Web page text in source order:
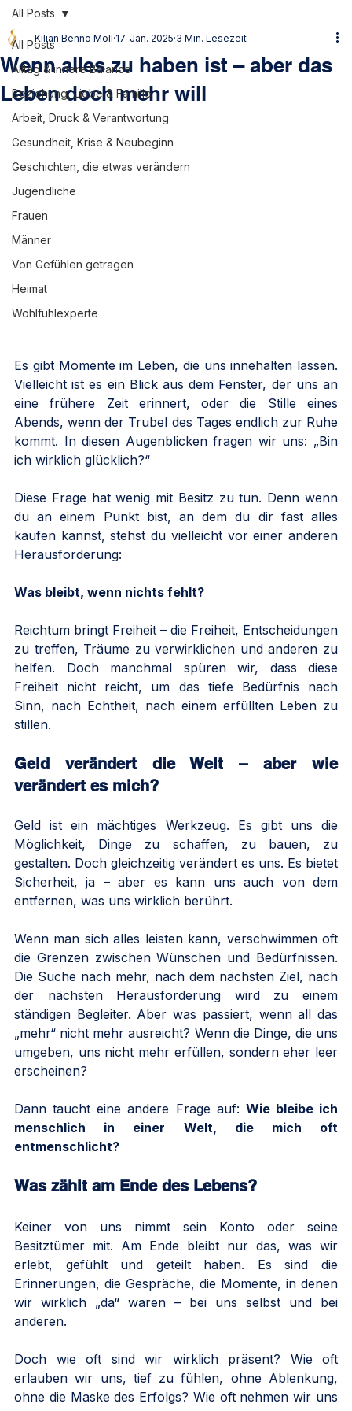
All Posts
Alltag & innere Balance
Beziehung, Liebe & Familie
Arbeit, Druck & Verantwortung
Gesundheit, Krise & Neubeginn
Geschichten, die etwas verändern
Jugendliche
Frauen
Männer
Von Gefühlen getragen
Heimat
Wohlfühlexperte
All Posts
Wenn alles zu haben ist – aber das
Leben doch mehr will
Kilian Benno Moll 17. Jan. 2025 3 Min. Lesezeit
Es gibt Momente im Leben, die uns innehalten lassen.
Vielleicht ist es ein Blick aus dem Fenster, der uns an
eine frühere Zeit erinnert, oder die Stille eines
Abends, wenn der Trubel des Tages endlich zur Ruhe
kommt. In diesen Augenblicken fragen wir uns: „Bin
ich wirklich glücklich?“
Diese Frage hat wenig mit Besitz zu tun. Denn wenn
du an einem Punkt bist, an dem du dir fast alles
kaufen kannst, stehst du vielleicht vor einer anderen
Herausforderung:
Was bleibt, wenn nichts fehlt?
Reichtum bringt Freiheit – die Freiheit, Entscheidungen
zu treffen, Träume zu verwirklichen und anderen zu
helfen. Doch manchmal spüren wir, dass diese
Freiheit nicht reicht, um das tiefe Bedürfnis nach
Sinn, nach Echtheit, nach einem erfüllten Leben zu
stillen.
Geld verändert die Welt – aber wie
verändert es mich?
Geld ist ein mächtiges Werkzeug. Es gibt uns die
Möglichkeit, Dinge zu schaffen, zu bauen, zu
gestalten. Doch gleichzeitig verändert es uns. Es bietet
Sicherheit, ja – aber es kann uns auch von dem
entfernen, was uns wirklich berührt.
Wenn man sich alles leisten kann, verschwimmen oft
die Grenzen zwischen Wünschen und Bedürfnissen.
Die Suche nach mehr, nach dem nächsten Ziel, nach
der nächsten Herausforderung wird zu einem
ständigen Begleiter. Aber was passiert, wenn all das
„mehr“ nicht mehr ausreicht? Wenn die Dinge, die uns
umgeben, uns nicht mehr erfüllen, sondern eher leer
erscheinen?
Dann taucht eine andere Frage auf: Wie bleibe ich
menschlich in einer Welt, die mich oft
entmenschlicht?
Was zählt am Ende des Lebens?
Keiner von uns nimmt sein Konto oder seine
Besitztümer mit. Am Ende bleibt nur das, was wir
erlebt, gefühlt und geteilt haben. Es sind die
Erinnerungen, die Gespräche, die Momente, in denen
wir wirklich „da“ waren – bei uns selbst und bei
anderen.
Doch wie oft sind wir wirklich präsent? Wie oft
erlauben wir uns, tief zu fühlen, ohne Ablenkung,
ohne die Maske des Erfolgs? Wie oft nehmen wir uns